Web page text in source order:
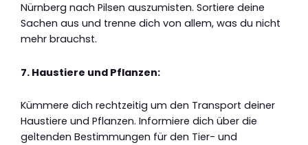
Nürnberg nach Pilsen auszumisten. Sortiere deine
Sachen aus und trenne dich von allem, was du nicht
mehr brauchst.
7. Haustiere und Pflanzen:
Kümmere dich rechtzeitig um den Transport deiner
Haustiere und Pflanzen. Informiere dich über die
geltenden Bestimmungen für den Tier- und